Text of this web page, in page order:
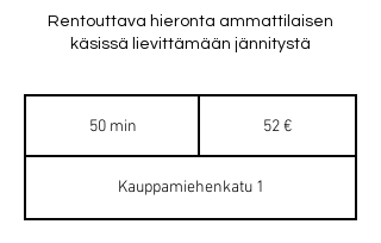
Rentouttava hieronta ammattilaisen
käsissä lievittämään jännitystä
50 min
i
n
52 €
Kauppamiehenkatu 1